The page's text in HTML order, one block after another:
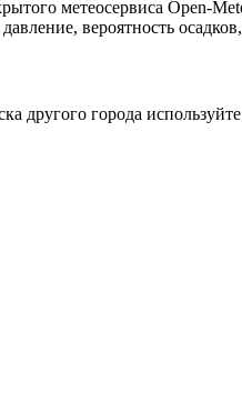
метеосервиса Open-
вероятность
другого города